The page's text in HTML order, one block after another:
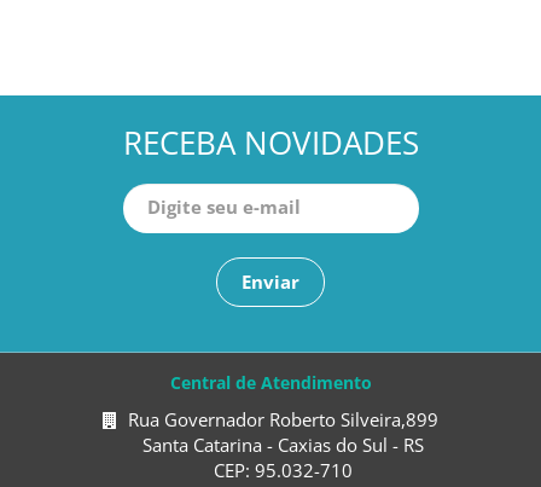
RECEBA NOVIDADES
Enviar
Central de Atendimento
Rua Governador Roberto Silveira,899
Santa Catarina - Caxias do Sul - RS
CEP: 95.032-710